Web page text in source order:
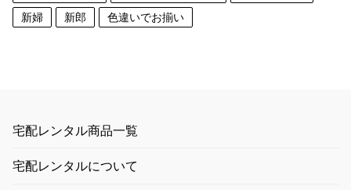
新婦
新郎 色違いでお揃い
宅配レンタル商品一覧
宅配レンタルについて